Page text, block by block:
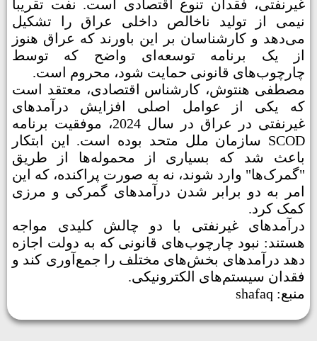
غیرنفتی، فقدان تنوع اقتصادی است. نفت تقریباً
نیمی از تولید ناخالص داخلی عراق را تشکیل
می‌دهد و کارشناسان بر این باورند که عراق هنوز
از یک برنامه توسعه‌ای واضح که توسط
چارچوب‌های قانونی حمایت شود، محروم است.
مصطفی هنتوش، کارشناس اقتصادی، معتقد است
که یکی از عوامل اصلی افزایش درآمدهای
غیرنفتی در عراق در سال 2024، موفقیت برنامه
SCOD سازمان ملل متحد بوده است. این ابتکار
باعث شد که بسیاری از محموله‌ها از طریق
"گمرک‌ها" وارد شوند، نه به صورت پراکنده، که این
امر به دو برابر شدن درآمدهای گمرکی و مرزی
کمک کرد.
درآمدهای غیرنفتی با دو چالش کلیدی مواجه
هستند: نبود چارچوب‌های قانونی که به دولت اجازه
دهد درآمدهای بخش‌های مختلف را جمع‌آوری کند و
فقدان سیستم‌های الکترونیکی.
منبع: shafaq